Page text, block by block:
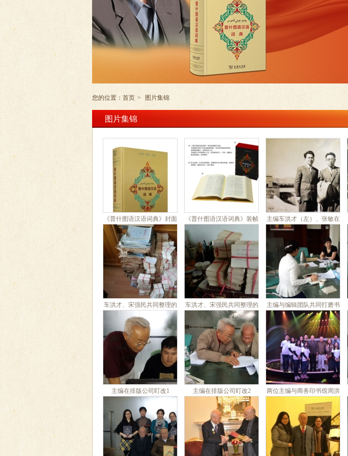
您的位置： 首页 > 图片集锦
图片集锦
《普什图语汉语词典》封面 《普什图语汉语词典》装帧
主编车洪才（左）、张敏在
阿富汗留学时合影
车洪才、宋强民共同整理的
车洪才、宋强民共同整理的
十万余张卡片2
主编与编辑团队共同打磨书
稿1
主编在排版公司盯改1 主编在排版公司盯改2
两位主编与商务印书馆周洪
波总编辑参加《人间真情》